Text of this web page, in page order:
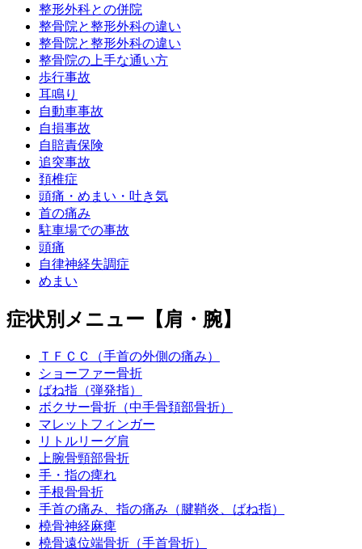
整形外科との併院
整骨院と整形外科の違い
整骨院と整形外科の違い
整骨院の上手な通い方
歩行事故
耳鳴り
自動車事故
自損事故
自賠責保険
追突事故
頚椎症
頭痛・めまい・吐き気
首の痛み
駐車場での事故
頭痛
自律神経失調症
めまい
症状別メニュー【肩・腕】
ＴＦＣＣ（手首の外側の痛み）
ショーファー骨折
ばね指（弾発指）
ボクサー骨折（中手骨頚部骨折）
マレットフィンガー
リトルリーグ肩
上腕骨頸部骨折
手・指の痺れ
手根骨骨折
手首の痛み、指の痛み（腱鞘炎、ばね指）
橈骨神経麻痺
橈骨遠位端骨折（手首骨折）